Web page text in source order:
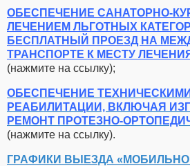
ОБЕСПЕЧЕНИЕ САНАТОРНО-
ЛЕЧЕНИЕМ ЛЬГОТНЫХ
БЕСПЛАТНЫЙ ПРОЕЗД НА
ТРАНСПОРТЕ К МЕСТУ
(нажмите на ссылку);
ОБЕСПЕЧЕНИЕ
РЕАБИЛИТАЦИИ, ВКЛЮЧАЯ
РЕМОНТ ПРОТЕЗНО-
(нажмите на ссылку).
ГРАФИКИ ВЫЕЗДА